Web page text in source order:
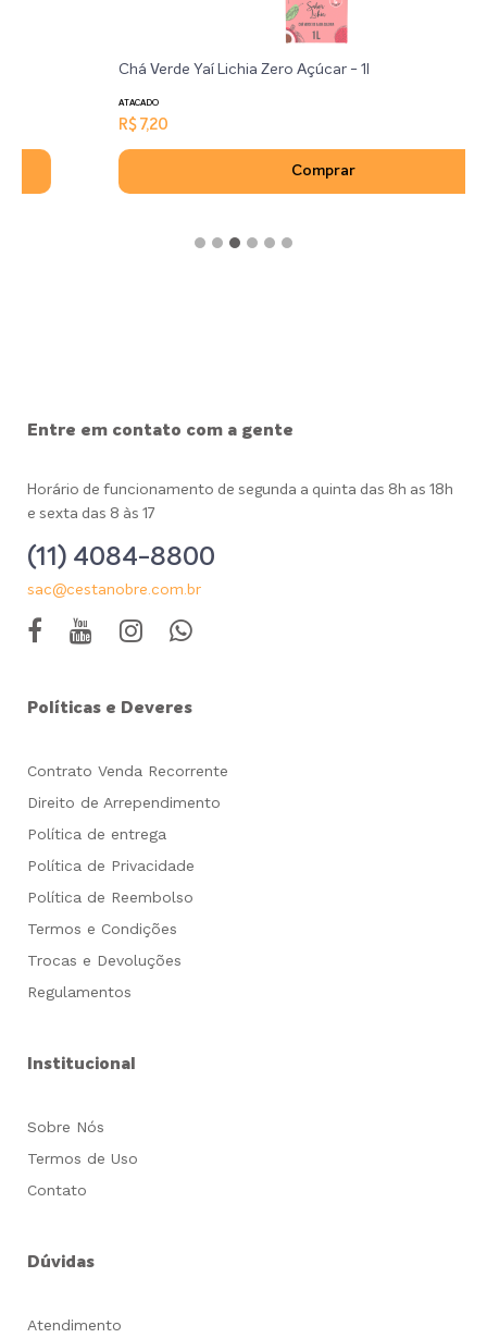
Chá Verde Yaí Lichia Zero Açúcar - 1l
Entre em contato com a gente
Horário de funcionamento de segunda a quinta das 8h as 18h
e sexta das 8 às 17
(11) 4084-8800
sac@cestanobre.com.br
Políticas e Deveres
Contrato Venda Recorrente
Direito de Arrependimento
Política de entrega
Política de Privacidade
Política de Reembolso
Termos e Condições
Trocas e Devoluções
Regulamentos
Institucional
Sobre Nós
Termos de Uso
Contato
Dúvidas
Atendimento